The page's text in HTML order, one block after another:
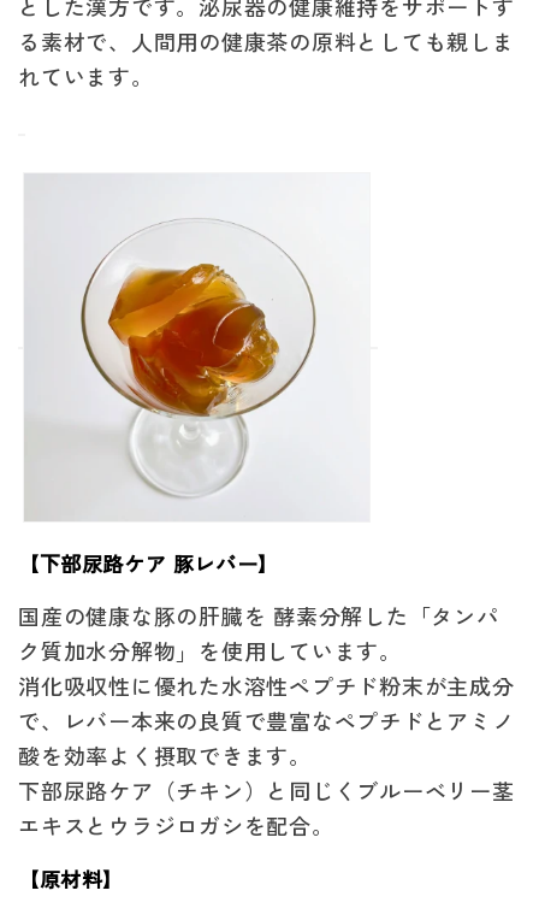
る素材で、人間用の健康茶の原料としても親しま
れています。
【下部尿路ケア 豚レバー】
国産の健康な豚の肝臓を 酵素分解した「タンパ
ク質加水分解物」を使用しています。
消化吸収性に優れた水溶性ペプチド粉末が主成分
で、レバー本来の良質で豊富なペプチドとアミノ
酸を効率よく摂取できます。
下部尿路ケア（チキン）と同じくブルーベリー茎
エキスとウラジロガシを配合。
【原材料】